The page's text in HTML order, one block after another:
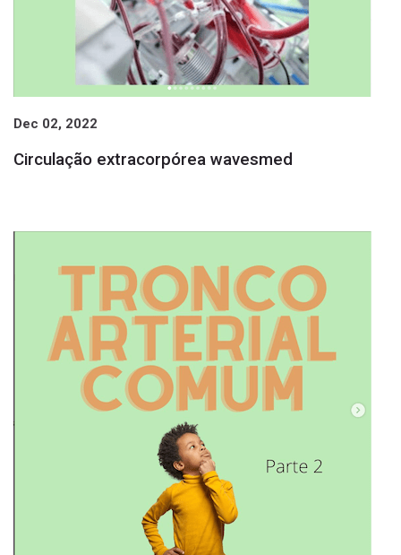
Dec 02, 2022
Circulação extracorpórea wavesmed